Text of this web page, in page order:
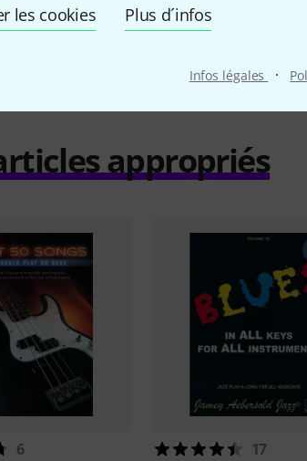
les cookies Plus d´infos
Infos légales ·
appropriés
6
17